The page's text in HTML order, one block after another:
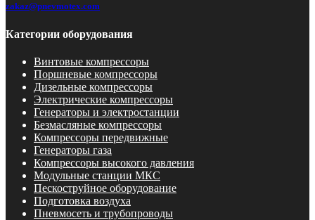
zakaz@pnevmotex.com
Категории оборудования
Винтовые компрессоры
Поршневые компрессоры
Дизельные компрессоры
Электрические компрессоры
Генераторы и электростанции
Безмасляные компрессоры
Компрессоры передвижные
Генераторы газа
Компрессоры высокого давления
Модульные станции МКС
Пескоструйное оборудование
Подготовка воздуха
Пневмосеть и трубопроводы